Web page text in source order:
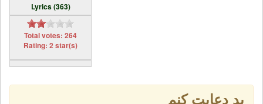
Lyrics (363)
Total votes: 264
Rating: 2 star(s)
بد دعايت کنم